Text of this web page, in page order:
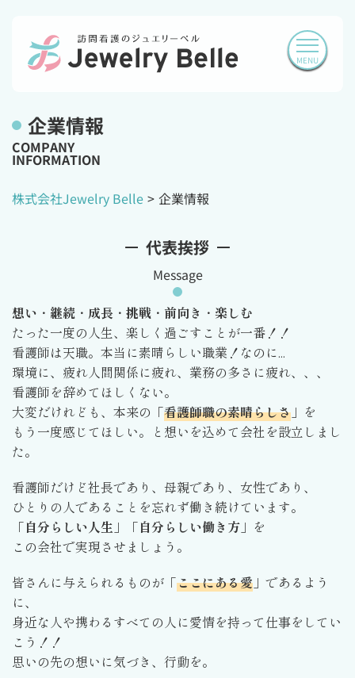
MENU
企業情報
COMPANY
INFORMATION
株式会社Jewelry Belle 企業情報
代表挨拶
Message
想い ・ 継続 ・ 成長 ・ 挑戦 ・ 前向き ・ 楽しむ
たった一度の人生、楽しく過ごすことが一番！！
看護師は天職。本当に素晴らしい職業！なのに...
環境に、疲れ人間関係に疲れ、業務の多さに疲れ、、、
看護師を辞めてほしくない。
大変だけれども、本来の「看護師職の素晴らしさ 」を
もう一度感じてほしい。と想いを込めて会社を設立しまし
た。
看護師だけど社長であり、母親であり、女性であり、
ひとりの人であることを忘れず働き続けています。
「自分らしい人生 」「自分らしい働き方 」を
この会社で実現させましょう。
皆さんに与えられるものが「ここにある愛 」であるよう
に、
身近な人や携わるすべての人に愛情を持って仕事をしてい
こう！！
思いの先の想いに気づき、行動を。